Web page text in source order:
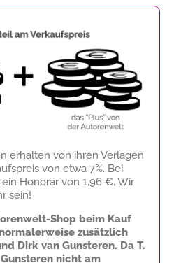
erhalten von ihren Verlagen
von etwa 7%. Bei
Honorar von 1,96 €. Wir
sein!
Shop beim Kauf
zusätzlich
Dirk van Gunsteren. Da T.
nicht am